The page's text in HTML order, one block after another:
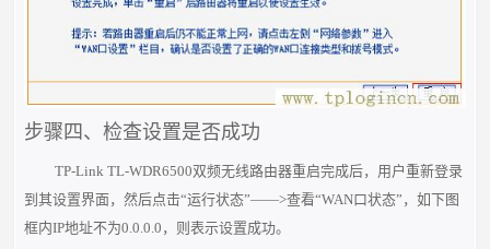
步骤四、检查设置是否成功
TP-Link TL-WDR6500双频无线路由器重启完成后，用户重新登录
到其设置界面，然后点击“运行状态”——>查看“WAN口状态”，如下图
框内IP地址不为0.0.0.0，则表示设置成功。